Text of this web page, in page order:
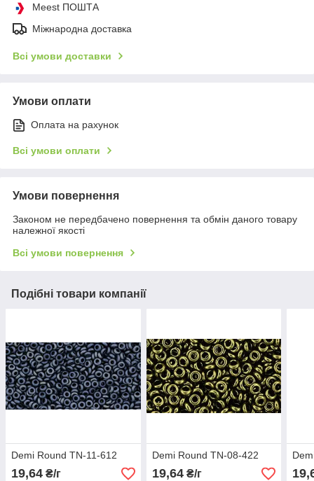
Meest ПОШТА
Міжнародна доставка
Всі умови доставки
Умови оплати
Оплата на рахунок
Всі умови оплати
Умови повернення
Законом не передбачено повернення та обмін даного товару
належної якості
Всі умови повернення
Подібні товари компанії
Demi Round TN-11-612
19,64 ₴/г
Demi Round TN-08-422
19,64₴/г